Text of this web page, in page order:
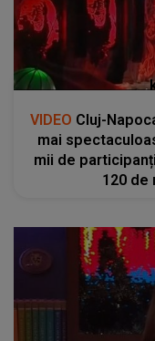
VIDEO Cluj-
mai
mii de
120 de